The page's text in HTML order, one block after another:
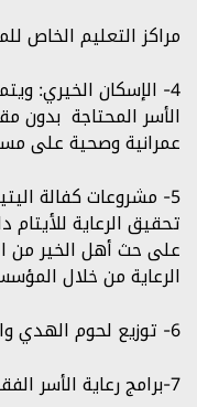
مراكز التعليم الخاص
4- الإسكان الخيري:
الأسر المحتاجة بدون
عمرانية وصحية على
5- مشروعات كفالة
تحقيق الرعاية
على حث أهل الخير من
الرعاية من خلال
6- توزيع لحوم الهدي والأضاحي.
7-برامج رعاية الأسر الفقيرة.